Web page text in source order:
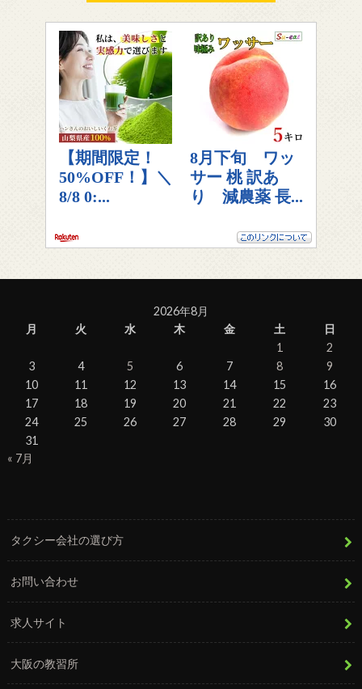
2026年8月
月
火 水 木 金 土
日
1
2
3
4 5 6 7 8
9
10
11 12 13 14 15
16
17
18 19 20 21 22
23
24
25 26 27 28 29
30
31
« 7月
タクシー会社の選び方
お問い合わせ
求人サイト
大阪の教習所